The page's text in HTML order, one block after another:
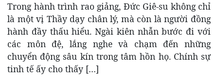
Trong hành trình rao giảng, Đức Giê-su không chỉ
là một vị Thầy dạy chân lý, mà còn là người đồng
hành đầy thấu hiểu. Ngài kiên nhẫn bước đi với
các môn đệ, lắng nghe và chạm đến những
chuyển động sâu kín trong tâm hồn họ. Chính sự
tinh tế ấy cho thấy […]